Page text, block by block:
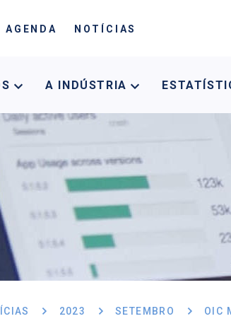
AGENDA NOTÍCIAS
A INDÚSTRIA
2023 SETEMBRO OIC